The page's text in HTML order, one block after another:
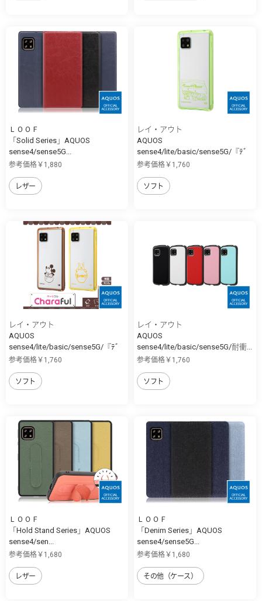
ＬＯＯＦ
「Solid Series」AQUOS
sense4/sense5G...
参考価格￥1,880
レザー
レイ・アウト
AQUOS
sense4/lite/basic/sense5G/『ﾃﾞ
ｨ...
参考価格￥1,760
ソフト
レイ・アウト
AQUOS
sense4/lite/basic/sense5G/『ﾃﾞ
ｨ...
参考価格￥1,760
ソフト
レイ・アウト
AQUOS
sense4/lite/basic/sense5G/耐衝...
参考価格￥1,760
ソフト
ＬＯＯＦ
「Hold Stand Series」AQUOS
sense4/sen...
参考価格￥1,680
レザー
ＬＯＯＦ
「Denim Series」AQUOS
sense4/sense5G...
参考価格￥1,680
その他（ケース）